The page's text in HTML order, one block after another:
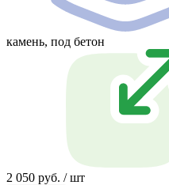
камень, под бетон
2 050 руб. / шт